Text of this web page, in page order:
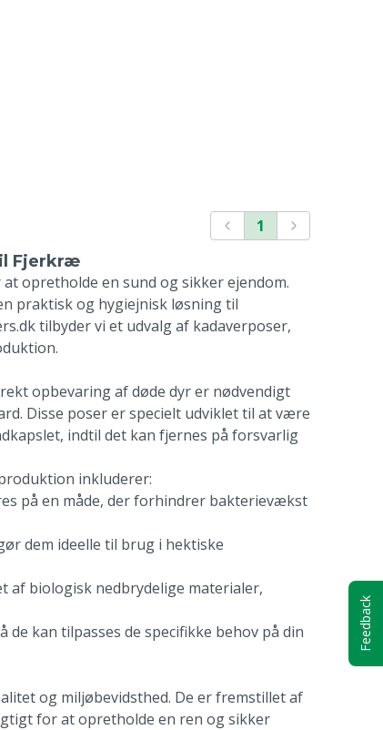
1
Fjerkræ
opretholde en sund og sikker ejendom.
praktisk og hygiejnisk løsning til
tilbyder vi et udvalg af kadaverposer,
opbevaring af døde dyr er nødvendigt
Disse poser er specielt udviklet til at være
indtil det kan fjernes på forsvarlig
inkluderer:
på en måde, der forhindrer bakterievækst
dem ideelle til brug i hektiske
af biologisk nedbrydelige materialer,
kan tilpasses de specifikke behov på din
og miljøbevidsthed. De er fremstillet af
for at opretholde en ren og sikker
Feedback